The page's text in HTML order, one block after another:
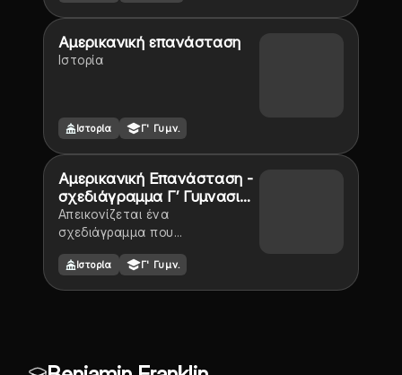
Αμερικανική επανάσταση
Ιστορία
Ιστορία Γ' Γυμν.
Αμερικανική Επανάσταση -
σχεδιάγραμμα Γ’ Γυμνασιου
Ιστορία
Απεικονίζεται ένα
σχεδιάγραμμα που
σημαντικότερα από το
κεφάλαιο.
Ιστορία Γ' Γυμν.